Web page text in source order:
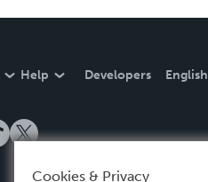
Help Developers English
Cookies & Privacy